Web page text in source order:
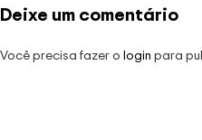
Deixe um comentário
Você precisa fazer o login para